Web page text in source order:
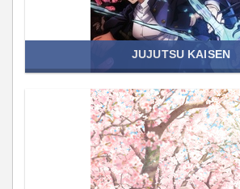
JUJUTSU KAISEN